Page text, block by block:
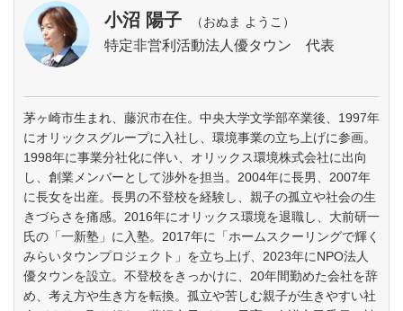
小沼 陽子 （おぬま ようこ）
特定非営利活動法人優タウン 代表
茅ヶ崎市生まれ、藤沢市在住。中央大学文学部卒業後、1997年
にオリックスグループに入社し、環境事業の立ち上げに参画。
1998年に事業分社化に伴い、オリックス環境株式会社に出向
し、創業メンバーとして渉外を担当。2004年に長男、2007年
に長女を出産。長男の不登校を経験し、親子の孤立や社会の生
きづらさを痛感。2016年にオリックス環境を退職し、大前研一
氏の「一新塾」に入塾。2017年に「ホームスクーリングで輝く
みらいタウンプロジェクト」を立ち上げ、2023年にNPO法人
優タウンを設立。不登校をきっかけに、20年間勤めた会社を辞
め、考え方や生き方を転換。孤立や苦しむ親子が生きやすい社